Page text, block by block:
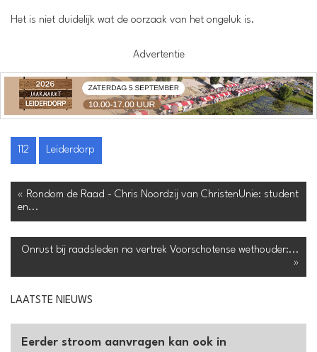
Het is niet duidelijk wat de oorzaak van het ongeluk is.
Advertentie
112 Leiderdorp
« Rondom de Raad - Chris Noordzij van ChristenUnie: student
en...
Onrust bij raadsleden na vertrek Voorschotense wethouder:...
»
LAATSTE NIEUWS
Eerder stroom aanvragen kan ook in